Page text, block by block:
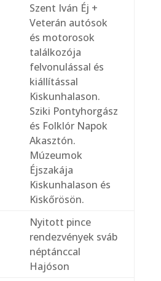
Szent Iván Éj +
Veterán autósok
és motorosok
találkozója
felvonulással és
kiállítással
Kiskunhalason.
Sziki Pontyhorgász
és Folklór Napok
Akasztón.
Múzeumok
Éjszakája
Kiskunhalason és
Kiskőrösön.
Nyitott pince
rendezvények sváb
néptánccal
Hajóson